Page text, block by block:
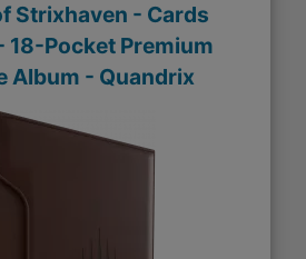
Strixhaven - Cards
18-Pocket Premium
Album - Quandrix